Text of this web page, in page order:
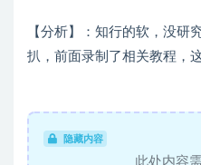
【分析】：知行的软，没研
扒，前面录制了相关教程，
隐藏内容
此处内容